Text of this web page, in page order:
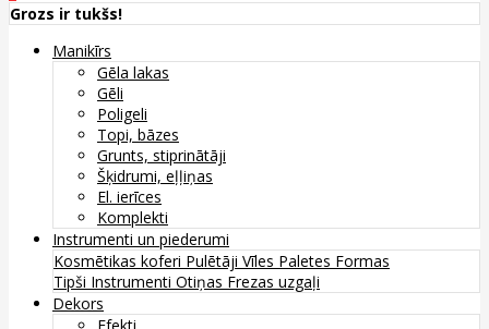
Grozs ir tukšs!
Manikīrs
Gēla lakas
Gēli
Poligeli
Topi, bāzes
Grunts, stiprinātāji
Šķidrumi, eļļiņas
El. ierīces
Komplekti
Instrumenti un piederumi
Kosmētikas koferi Pulētāji Vīles Paletes Formas
Tipši Instrumenti Otiņas Frezas uzgaļi
Dekors
Efekti